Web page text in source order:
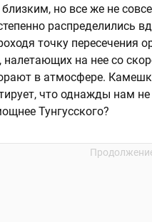
но все же не
распределились
точку пересечения
налетающих на нее со
в атмосфере.
что однажды нам не
Тунгусского?